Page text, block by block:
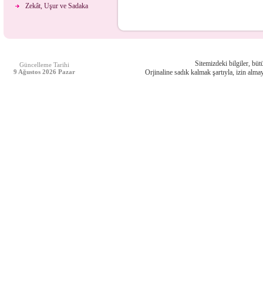
Zekât, Uşur ve Sadaka
Güncelleme Tarihi
9 Ağustos 2026 Pazar
Sitemizdeki bilgiler,
Orjinaline sadık kalmak şartıyla, izin